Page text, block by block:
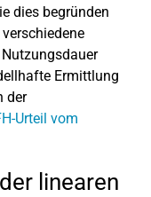
dies begründen
Ermittlung
der
Urteil vom
linearen